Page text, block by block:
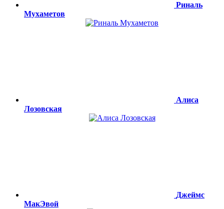
Риналь
Мухаметов
Алиса
Лозовская
Джеймс
МакЭвой